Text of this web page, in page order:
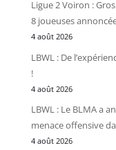
Ligue 2 Voiron :
8 joueuses
4 août 2026
LBWL : De
!
4 août 2026
LBWL : Le BLMA a
menace offensive
4 août 2026